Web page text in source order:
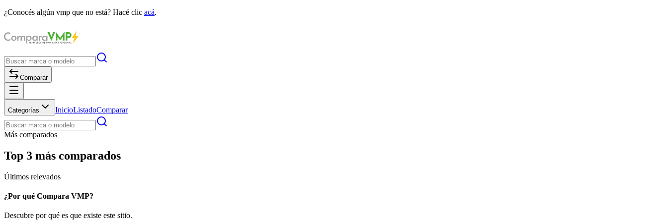
¿Conocés algún vmp que no está? Hacé clic acá.
Comparar
Categorías InicioListadoComparar
Más comparados
Top 3 más comparados
Últimos relevados
¿Por qué Compara VMP?
Descubre por qué es que existe este sitio.